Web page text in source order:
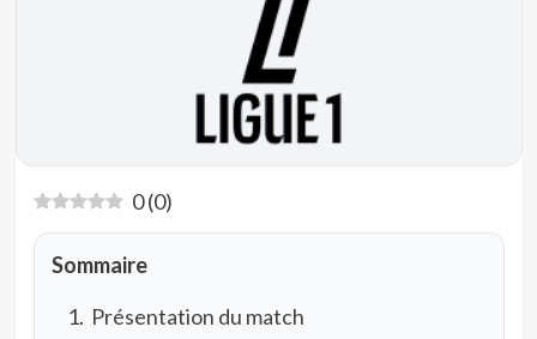
0(0)
Sommaire
Présentation du match